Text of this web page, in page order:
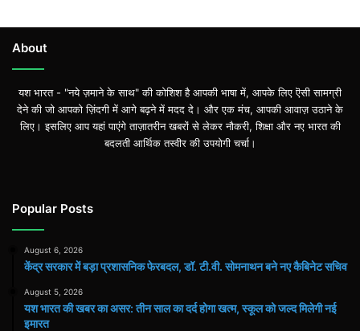
About
यश भारत - "नये ज़माने के साथ" की कोशिश है आपकी भाषा में, आपके लिए ऎसी सामग्री
देने की जो आपको ज़िंदगी में आगे बढ़ने में मदद दे। और एक मंच, आपकी आवाज़ उठाने के
लिए। इसलिए आप यहां पाएंगे ताज़ातरीन खबरों से लेकर नौकरी, शिक्षा और नए भारत की
बदलती आर्थिक तस्वीर की उपयोगी चर्चा।
Popular Posts
August 6, 2026
केंद्र सरकार में बड़ा प्रशासनिक फेरबदल, डॉ. टी.वी. सोमनाथन बने नए कैबिनेट सचिव
August 5, 2026
यश भारत की खबर का असर: तीन साल का दर्द होगा खत्म, स्कूल को जल्द मिलेगी नई
इमारत